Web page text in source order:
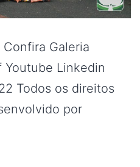
Galeria
Youtube Linkedin
Todos os direitos
por